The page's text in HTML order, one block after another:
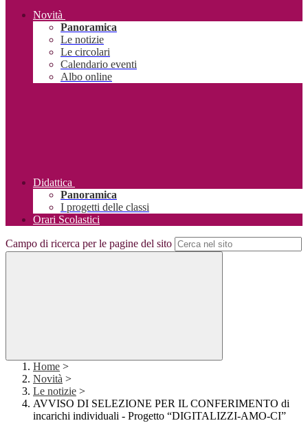
Novità
Panoramica
Le notizie
Le circolari
Calendario eventi
Albo online
Didattica
Panoramica
I progetti delle classi
Orari Scolastici
Campo di ricerca per le pagine del sito
Home >
Novità >
Le notizie >
AVVISO DI SELEZIONE PER IL CONFERIMENTO di
incarichi individuali - Progetto “DIGITALIZZI-AMO-CI”